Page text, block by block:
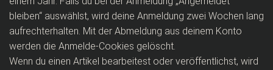
bleiben“ auswählst, wird deine Anmeldung zwei Wochen lang
aufrechterhalten. Mit der Abmeldung aus deinem Konto
werden die Anmelde-Cookies gelöscht.
Wenn du einen Artikel bearbeitest oder veröffentlichst, wird